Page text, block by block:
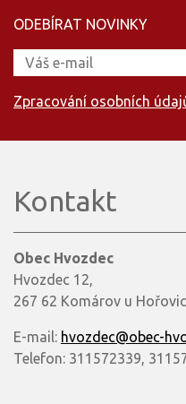
ODEBÍRAT NOVINKY
Zpracování osobních
Kontakt
Obec Hvozdec
Hvozdec 12,
267 62 Komárov u Hořovic
E-mail: hvozdec@obec-
Telefon: 311572339,